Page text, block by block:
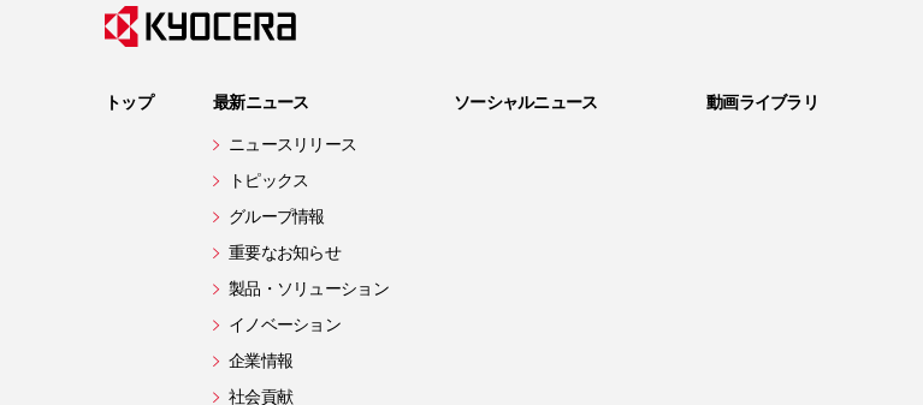
トップ
最新ニュース
ニュースリリース
トピックス
グループ情報
重要なお知らせ
製品・ソリューション
イノベーション
企業情報
社会貢献
ソーシャルニュース 動画ライブラリ